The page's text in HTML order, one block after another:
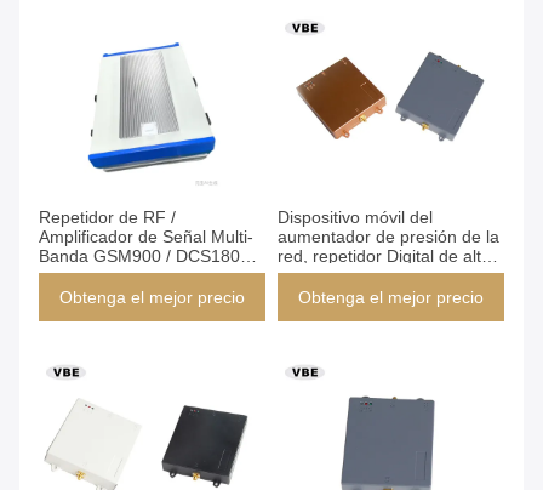
Repetidor de RF /
Amplificador de Señal Multi-
Banda GSM900 / DCS1800 /
WCDMA2100 / LTE2600 /
NR3500 / LTE700 con
Obtenga el mejor precio
Dispositivo móvil del
aumentador de presión de la
red, repetidor Digital de alta
velocidad ALC de la señal de
la célula
Obtenga el mejor precio